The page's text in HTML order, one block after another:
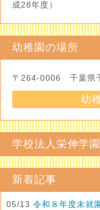
成28年度）
幼稚園の場所
〒264-0006 千葉県
幼
学校法人栄伸学園
新着記事
05/13 令和８年度未就